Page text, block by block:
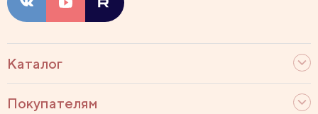
Каталог
Покупателям